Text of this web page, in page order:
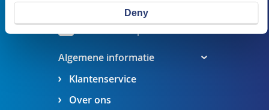
Deny
Algemene informatie
Klantenservice
Over ons
Stel een vraag